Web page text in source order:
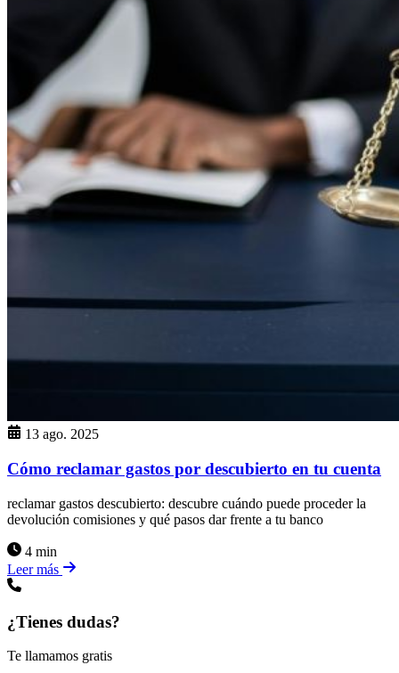
13 ago. 2025
Cómo reclamar gastos por descubierto en tu cuenta
reclamar gastos descubierto: descubre cuándo puede proceder la
devolución comisiones y qué pasos dar frente a tu banco
4 min
Leer más
¿Tienes dudas?
Te llamamos gratis